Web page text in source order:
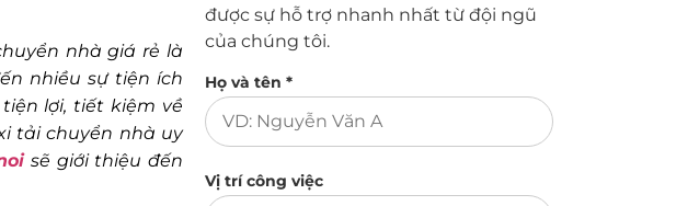
nhà giá rẻ là
nhiều sự tiện ích
lợi, tiết kiệm về
tải chuyển nhà uy
sẽ giới thiệu đến
được sự hỗ trợ nhanh nhất từ đội ngũ
của chúng tôi.
Họ và tên *
Vị trí công việc